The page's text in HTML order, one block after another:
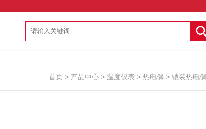
首页 > 产品中心 > 温度仪表 > 热电偶 > 铠装热电偶